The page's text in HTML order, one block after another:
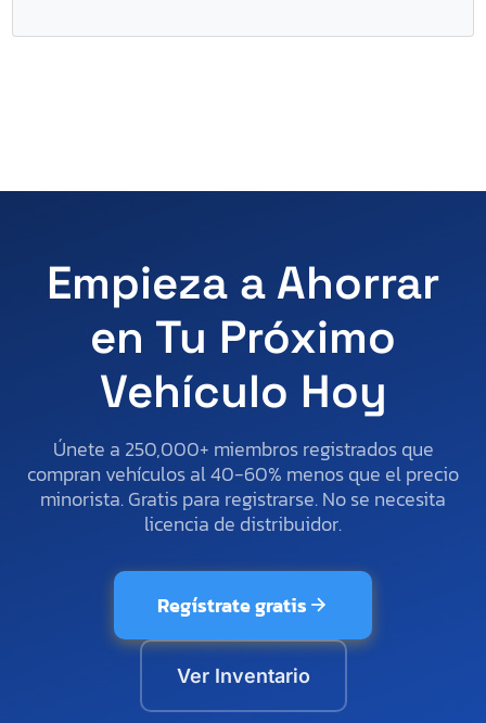
Empieza a Ahorrar
en Tu Próximo
Vehículo Hoy
Únete a 250,000+ miembros registrados que
compran vehículos al 40-60% menos que el precio
minorista. Gratis para registrarse. No se necesita
licencia de distribuidor.
Regístrate gratis
Ver Inventario